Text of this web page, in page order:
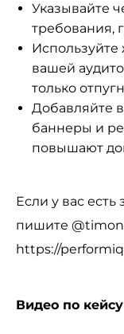
Указывайте
требования,
вашей
только
Добавляйте
баннеры и
повышают
Если у вас
пишите
https://
Видео по